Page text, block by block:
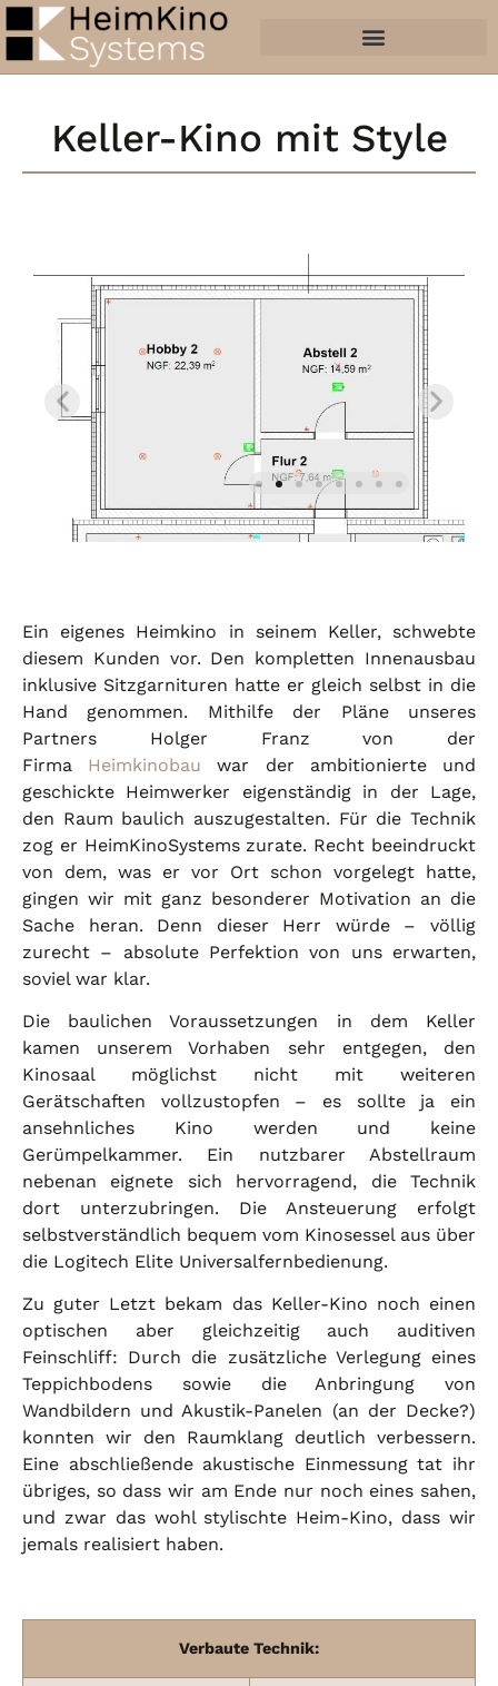
Keller-Kino mit Style
Ein eigenes Heimkino in seinem Keller, schwebte
diesem Kunden vor. Den kompletten Innenausbau
inklusive Sitzgarnituren hatte er gleich selbst in die
Hand genommen. Mithilfe der Pläne unseres
Partners Holger Franz von der
Firma Heimkinobau war der ambitionierte und
geschickte Heimwerker eigenständig in der Lage,
den Raum baulich auszugestalten. Für die Technik
zog er HeimKinoSystems zurate. Recht beeindruckt
von dem, was er vor Ort schon vorgelegt hatte,
gingen wir mit ganz besonderer Motivation an die
Sache heran. Denn dieser Herr würde – völlig
zurecht – absolute Perfektion von uns erwarten,
soviel war klar.
Die baulichen Voraussetzungen in dem Keller
kamen unserem Vorhaben sehr entgegen, den
Kinosaal möglichst nicht mit weiteren
Gerätschaften vollzustopfen – es sollte ja ein
ansehnliches Kino werden und keine
Gerümpelkammer. Ein nutzbarer Abstellraum
nebenan eignete sich hervorragend, die Technik
dort unterzubringen. Die Ansteuerung erfolgt
selbstverständlich bequem vom Kinosessel aus über
die Logitech Elite Universalfernbedienung.
Zu guter Letzt bekam das Keller-Kino noch einen
optischen aber gleichzeitig auch auditiven
Feinschliff: Durch die zusätzliche Verlegung eines
Teppichbodens sowie die Anbringung von
Wandbildern und Akustik-Panelen (an der Decke?)
konnten wir den Raumklang deutlich verbessern.
Eine abschließende akustische Einmessung tat ihr
übriges, so dass wir am Ende nur noch eines sahen,
und zwar das wohl stylischte Heim-Kino, dass wir
jemals realisiert haben.
Verbaute Technik: